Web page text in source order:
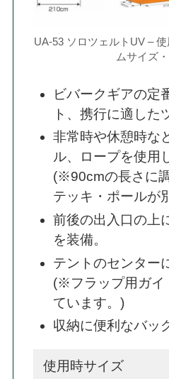
UA-53 ソロツェルトUV –
ムサイズ
ビバークギアの定
ト、携行に適した
非常時や休憩時な
ル、ロープを使用
(※90cmの長さに
テッキ・ポールが
前後の出入口の上
を装備。
テントのセンター
(※フラップ用ガイ
ています。)
収納に便利なバッ
使用時サイズ